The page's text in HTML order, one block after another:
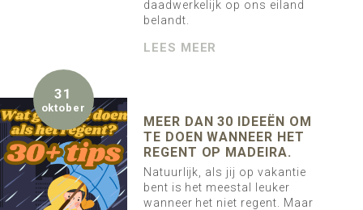
daadwerkelijk op ons eiland
belandt.
LEES MEER
31
oktober
MEER DAN 30 IDEEËN OM
TE DOEN WANNEER HET
REGENT OP MADEIRA.
Natuurlijk, als jij op vakantie
bent is het meestal leuker
wanneer het niet regent. Maar